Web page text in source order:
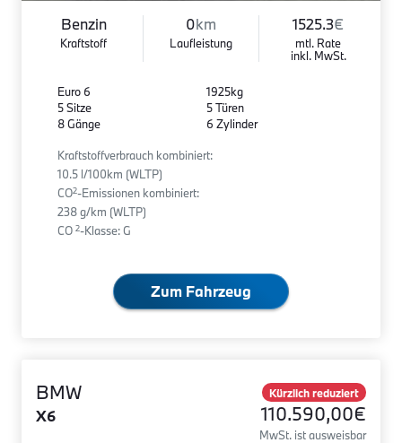
Benzin
Kraftstoff
0km
Laufleistung
1525.3€
mtl. Rate
inkl. MwSt.
Euro 6
5 Sitze
8 Gänge
1925kg
5 Türen
6 Zylinder
Kraftstoffverbrauch kombiniert:
10.5 l/100km (WLTP)
CO2-Emissionen kombiniert:
238 g/km (WLTP)
CO 2-Klasse: G
Zum Fahrzeug
BMW
X6
Kürzlich reduziert
110.590,00€
MwSt. ist ausweisbar